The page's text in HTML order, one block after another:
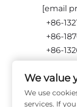
[email
+86-
+86-
+86-
+86-
We value
We use
services. If